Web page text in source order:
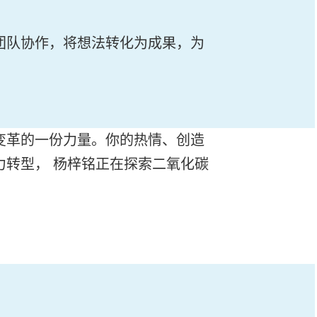
协作，将想法转化为成果，为
的一份力量。你的热情、创造
型， 杨梓铭正在探索二氧化碳